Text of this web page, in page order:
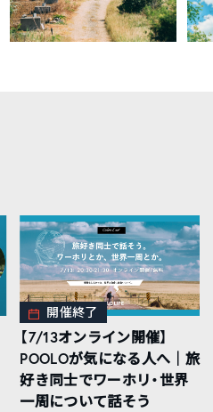
開催終了
【7/13オンライン開催】
POOLOが気になる人へ｜旅
好き同士でワーホリ・世界
一周について話そう